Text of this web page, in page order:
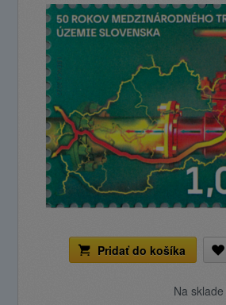
Pridať do košíka
Na sklade